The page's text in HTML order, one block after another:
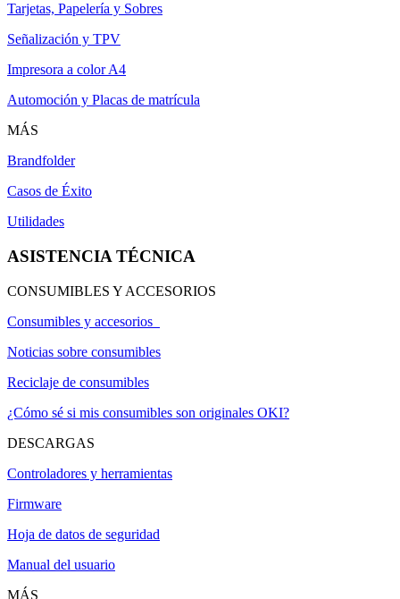
Tarjetas, Papelería y Sobres
Señalización y TPV
Impresora a color A4
Automoción y Placas de matrícula
MÁS
Brandfolder
Casos de Éxito
Utilidades
ASISTENCIA TÉCNICA
CONSUMIBLES Y ACCESORIOS
Consumibles y accesorios
Noticias sobre consumibles
Reciclaje de consumibles
¿Cómo sé si mis consumibles son originales OKI?
DESCARGAS
Controladores y herramientas
Firmware
Hoja de datos de seguridad
Manual del usuario
MÁS